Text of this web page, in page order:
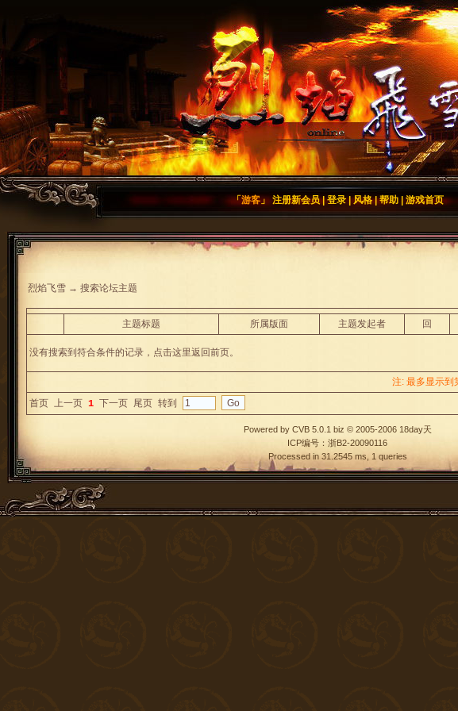
「游客」注册新会员|登录|风格|帮助|游戏首页
烈焰飞雪 →搜索论坛主题
主题标题 所属版面 主题发起者 回
没有搜索到符合条件的记录，点击这里返回前页。
注: 最多显示到
首页 上一页 1 下一页 尾页 转到
Powered by CVB 5.0.1 biz © 2005-2006 18day天
ICP编号：浙B2-20090116
Processed in 31.2545 ms, 1 queries